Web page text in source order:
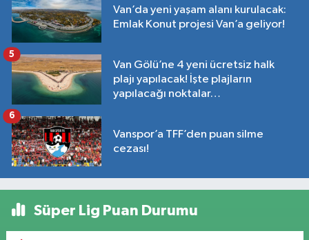
Van’da yeni yaşam alanı kurulacak:
Emlak Konut projesi Van’a geliyor!
Van Gölü’ne 4 yeni ücretsiz halk
plajı yapılacak! İşte plajların
yapılacağı noktalar…
5
Vanspor’a TFF’den puan silme
cezası!
6
Süper Lig Puan Durumu